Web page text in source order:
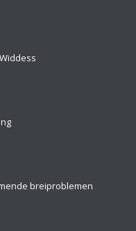
breiproblemen